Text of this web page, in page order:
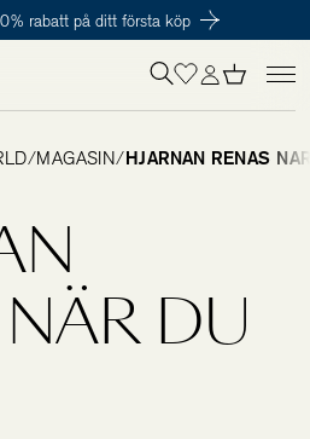
rabatt på ditt första köp
Till kassan
hos oss så behöver du vara medlem i
/MAGASIN/HJÄRNAN RENAS
DU